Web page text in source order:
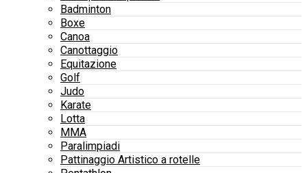
Badminton
Boxe
Canoa
Canottaggio
Equitazione
Golf
Judo
Karate
Lotta
MMA
Paralimpiadi
Pattinaggio Artistico a rotelle